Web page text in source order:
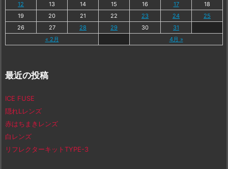
« 2月 4月 »
12
13 14 15 16 17
18
19
20 21 22 23 24
25
26
27 28 29 30 31
最近の投稿
ICE FUSE
隠れLレンズ
赤はちまきレンズ
白レンズ
リフレクターキットTYPE-3